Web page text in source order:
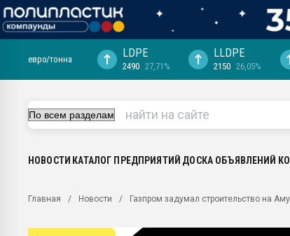
Помощь в подборе материала
ближайшее подмосковье, с.-в.
28.07.2026 Автоматизация выходит на
евро/тонна LDPE
2490 27,71%
LLDPE
2150 26,05%
НОВОСТИ КАТАЛОГ ПРЕДПРИЯТИЙ ДОСКА ОБЪЯВЛЕНИЙ
Главная Новости Газпром задумал строительство на